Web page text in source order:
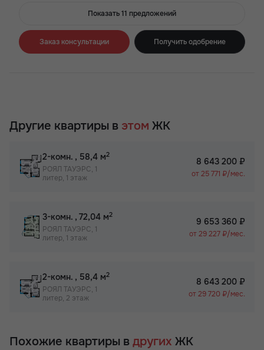
Показать 11 предложений
Заказ консультации Получить одобрение
Другие квартиры в этом ЖК
2-комн. , 58,4 м2
РОЯЛ ТАУЭРС, 1
литер, 1 этаж
8 643 200 ₽
от 25 771 ₽/мес.
3-комн. , 72,04 м2
РОЯЛ ТАУЭРС, 1
литер, 1 этаж
9 653 360 ₽
от 29 227 ₽/мес.
2-комн. , 58,4 м2
РОЯЛ ТАУЭРС, 1
литер, 2 этаж
8 643 200 ₽
от 29 720 ₽/мес.
Похожие квартиры в других ЖК